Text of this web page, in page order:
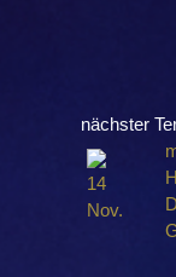
nächster
14
Nov.